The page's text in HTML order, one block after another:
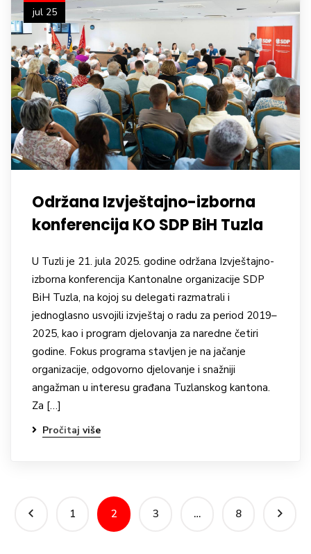
jul 25
Održana Izvještajno-izborna
konferencija KO SDP BiH Tuzla
U Tuzli je 21. jula 2025. godine održana Izvještajno-
izborna konferencija Kantonalne organizacije SDP
BiH Tuzla, na kojoj su delegati razmatrali i
jednoglasno usvojili izvještaj o radu za period 2019–
2025, kao i program djelovanja za naredne četiri
godine. Fokus programa stavljen je na jačanje
organizacije, odgovorno djelovanje i snažniji
angažman u interesu građana Tuzlanskog kantona.
Za […]
Pročitaj više
1 2 3 … 8